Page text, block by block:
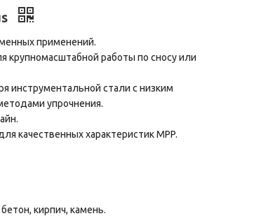
применений.
крупномасштабной работы по сносу или
инструментальной стали с низким
упрочнения.
качественных характеристик MPP.
кирпич, камень.